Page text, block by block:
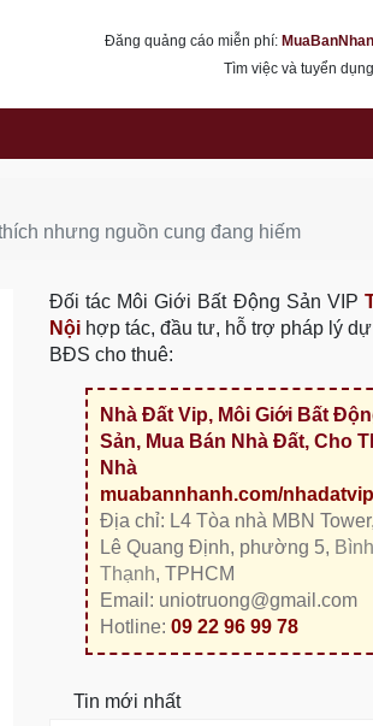
Đăng quảng cáo miễn phí:
Tìm việc và tuyển
nhưng nguồn cung đang hiếm
Đối tác Môi Giới Bất Động Sản VIP
Nội hợp tác, đầu tư, hỗ trợ pháp lý
BĐS cho thuê:
Nhà Đất Vip, Môi Giới Bất
Sản, Mua Bán Nhà Đất, Cho
Nhà
muabannhanh.com/nhadatvip
Địa chỉ: L4 Tòa nhà MBN
Lê Quang Định, phường 5, Bình
Thạnh, TPHCM
Email: uniotruong@gmail.com
Hotline: 09 22 96 99 78
Tin mới nhất